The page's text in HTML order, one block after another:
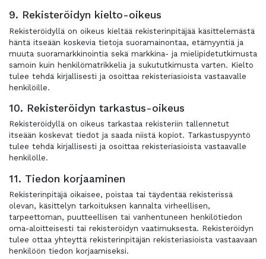
9. Rekisteröidyn kielto-oikeus
Rekisteröidyllä on oikeus kieltää rekisterinpitäjää käsittelemästä
häntä itseään koskevia tietoja suoramainontaa, etämyyntiä ja
muuta suoramarkkinointia sekä markkina- ja mielipidetutkimusta
samoin kuin henkilömatrikkelia ja sukututkimusta varten. Kielto
tulee tehdä kirjallisesti ja osoittaa rekisteriasioista vastaavalle
henkilöille.
10. Rekisteröidyn tarkastus-oikeus
Rekisteröidyllä on oikeus tarkastaa rekisteriin tallennetut
itseään koskevat tiedot ja saada niistä kopiot. Tarkastuspyyntö
tulee tehdä kirjallisesti ja osoittaa rekisteriasioista vastaavalle
henkilölle.
11. Tiedon korjaaminen
Rekisterinpitäjä oikaisee, poistaa tai täydentää rekisterissä
olevan, käsittelyn tarkoituksen kannalta virheellisen,
tarpeettoman, puutteellisen tai vanhentuneen henkilötiedon
oma-aloitteisesti tai rekisteröidyn vaatimuksesta. Rekisteröidyn
tulee ottaa yhteyttä rekisterinpitäjän rekisteriasioista vastaavaan
henkilöön tiedon korjaamiseksi.